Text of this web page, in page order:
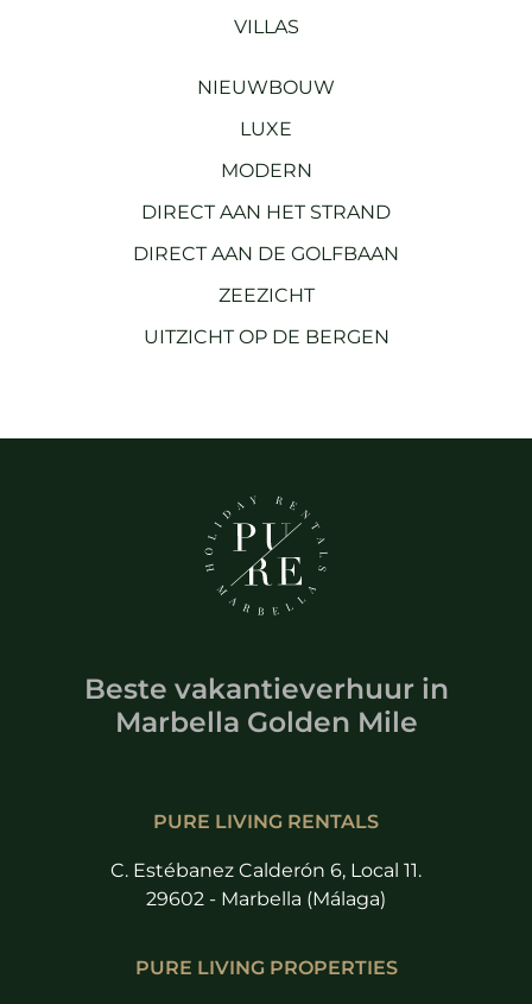
VILLAS
NIEUWBOUW
LUXE
MODERN
DIRECT AAN HET STRAND
DIRECT AAN DE GOLFBAAN
ZEEZICHT
UITZICHT OP DE BERGEN
Beste vakantieverhuur in
Marbella Golden Mile
PURE LIVING RENTALS
C. Estébanez Calderón 6, Local 11.
29602 - Marbella (Málaga)
PURE LIVING PROPERTIES